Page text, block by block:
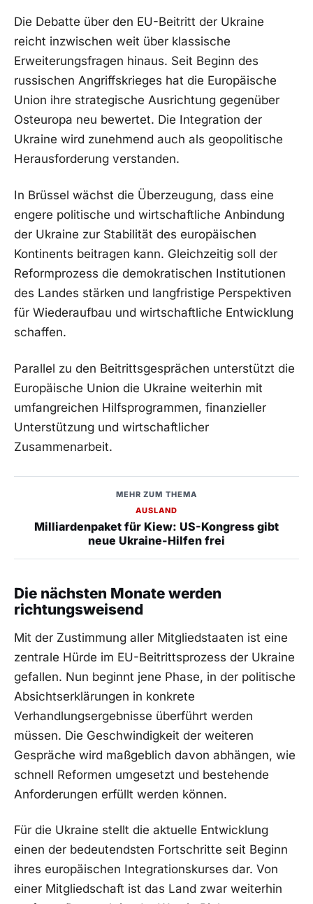
Die Debatte über den EU-Beitritt der Ukraine
reicht inzwischen weit über klassische
Erweiterungsfragen hinaus. Seit Beginn des
russischen Angriffskrieges hat die Europäische
Union ihre strategische Ausrichtung gegenüber
Osteuropa neu bewertet. Die Integration der
Ukraine wird zunehmend auch als geopolitische
Herausforderung verstanden.
In Brüssel wächst die Überzeugung, dass eine
engere politische und wirtschaftliche Anbindung
der Ukraine zur Stabilität des europäischen
Kontinents beitragen kann. Gleichzeitig soll der
Reformprozess die demokratischen Institutionen
des Landes stärken und langfristige Perspektiven
für Wiederaufbau und wirtschaftliche Entwicklung
schaffen.
Parallel zu den Beitrittsgesprächen unterstützt die
Europäische Union die Ukraine weiterhin mit
umfangreichen Hilfsprogrammen, finanzieller
Unterstützung und wirtschaftlicher
Zusammenarbeit.
MEHR ZUM THEMA
AUSLAND
Milliardenpaket für Kiew: US-Kongress gibt
neue Ukraine-Hilfen frei
Die nächsten Monate werden
richtungsweisend
Mit der Zustimmung aller Mitgliedstaaten ist eine
zentrale Hürde im EU-Beitrittsprozess der Ukraine
gefallen. Nun beginnt jene Phase, in der politische
Absichtserklärungen in konkrete
Verhandlungsergebnisse überführt werden
müssen. Die Geschwindigkeit der weiteren
Gespräche wird maßgeblich davon abhängen, wie
schnell Reformen umgesetzt und bestehende
Anforderungen erfüllt werden können.
Für die Ukraine stellt die aktuelle Entwicklung
einen der bedeutendsten Fortschritte seit Beginn
ihres europäischen Integrationskurses dar. Von
einer Mitgliedschaft ist das Land zwar weiterhin